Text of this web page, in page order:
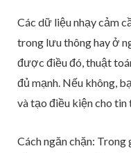
Các dữ liệu nhạy cảm
trong lưu thông hay ở
được điều đó, thuật
đủ mạnh. Nếu không,
và tạo điều kiện cho tin
Cách ngăn chặn: